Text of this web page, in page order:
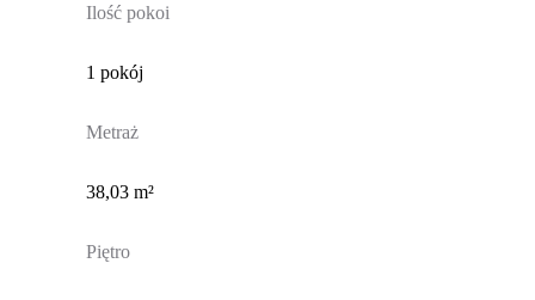
Ilość pokoi
1 pokój
Metraż
38,03 m²
Piętro